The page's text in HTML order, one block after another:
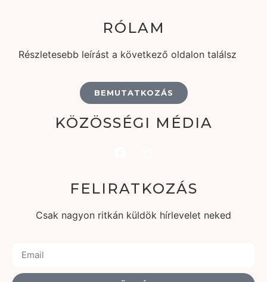
RÓLAM
Részletesebb leírást a következő oldalon találsz
BEMUTATKOZÁS
KÖZÖSSÉGI MÉDIA
FELIRATKOZÁS
Csak nagyon ritkán küldök hírlevelet neked